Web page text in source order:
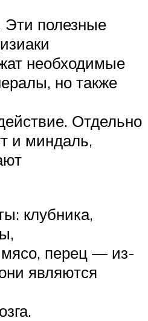
полезные
необходимые
но также
Отдельно
и миндаль,
клубника,
мясо, перец — из-
являются